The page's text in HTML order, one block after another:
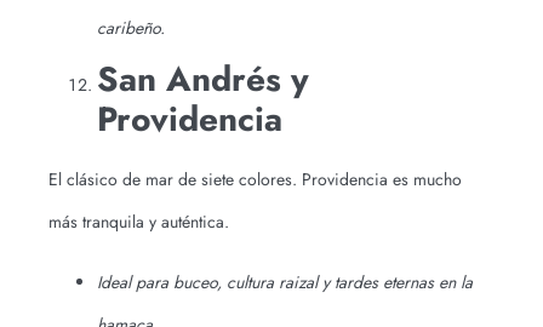
caribeño.
San Andrés y
Providencia
El clásico de mar de siete colores. Providencia es mucho
más tranquila y auténtica.
Ideal para buceo, cultura raizal y tardes eternas en la